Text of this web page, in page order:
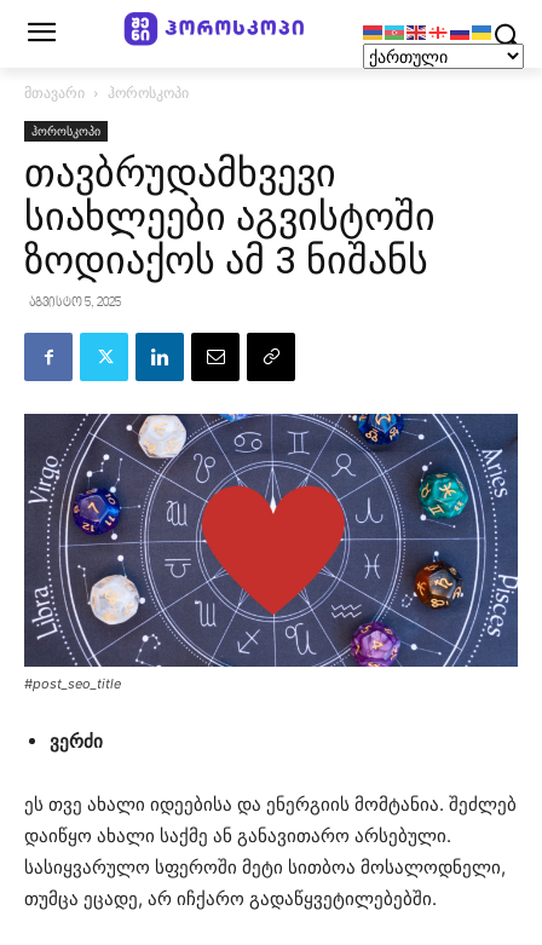
მთავარი ჰოროსკოპი
ჰოროსკოპი
თავბრუდამხვევი
სიახლეები აგვისტოში
ზოდიაქოს ამ 3 ნიშანს
აგვისტო 5, 2025
#post_seo_title
ვერძი
ეს თვე ახალი იდეებისა და ენერგიის მომტანია. შეძლებ
დაიწყო ახალი საქმე ან განავითარო არსებული.
სასიყვარულო სფეროში მეტი სითბოა მოსალოდნელი,
თუმცა ეცადე, არ იჩქარო გადაწყვეტილებებში.